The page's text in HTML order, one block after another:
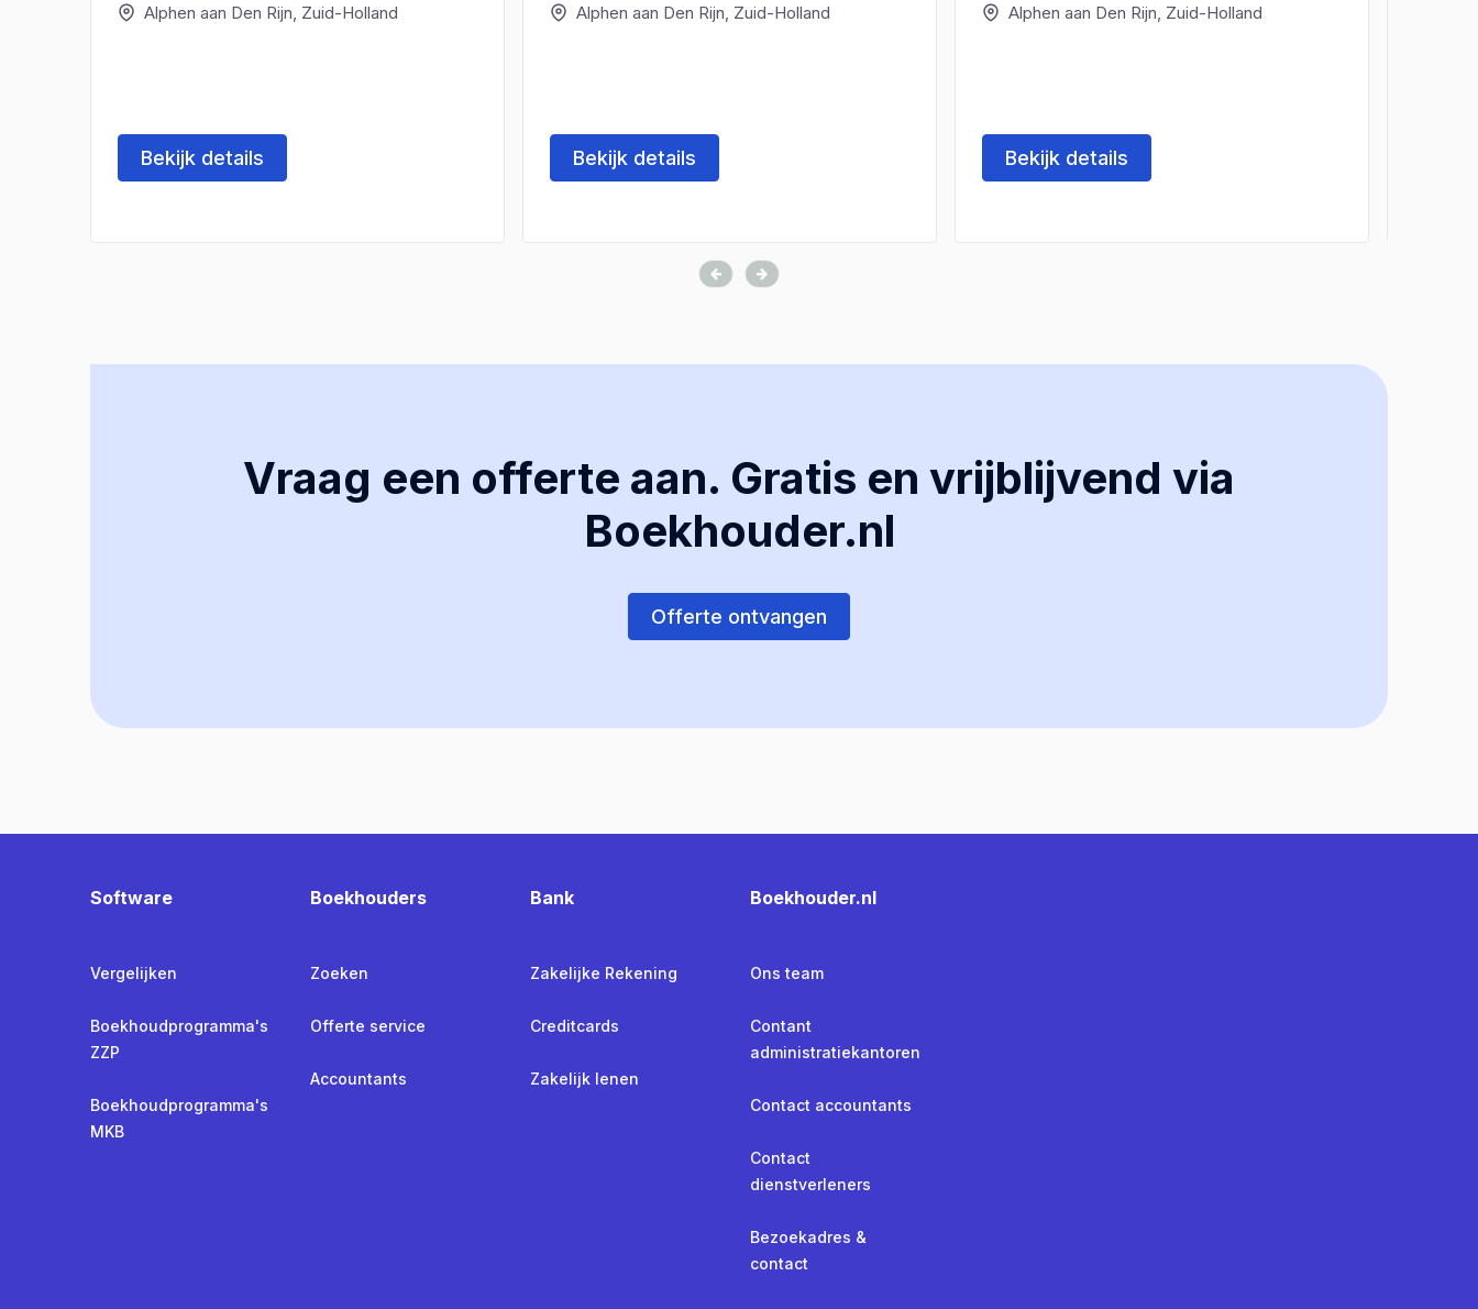
Alphen aan Den Rijn, Zuid-Holland
Bekijk details
Alphen aan Den Rijn, Zuid-Holland
Bekijk details
Alphen aan Den Rijn, Zuid-Holland
Bekijk details
Vraag een offerte aan. Gratis en vrijblijvend via
Boekhouder.nl
Offerte ontvangen
Software
Vergelijken
Boekhoudprogramma's
ZZP
Boekhoudprogramma's
MKB
Boekhouders
Zoeken
Offerte service
Accountants
Bank
Zakelijke Rekening
Creditcards
Zakelijk lenen
Boekhouder.nl
Ons team
Contant
administratiekantoren
Contact accountants
Contact
dienstverleners
Bezoekadres &
contact